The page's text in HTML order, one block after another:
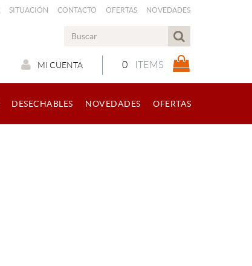
SITUACIÓN CONTACTO OFERTAS NOVEDADES
0 ITEMS
MI CUENTA
DESECHABLES NOVEDADES OFERTAS